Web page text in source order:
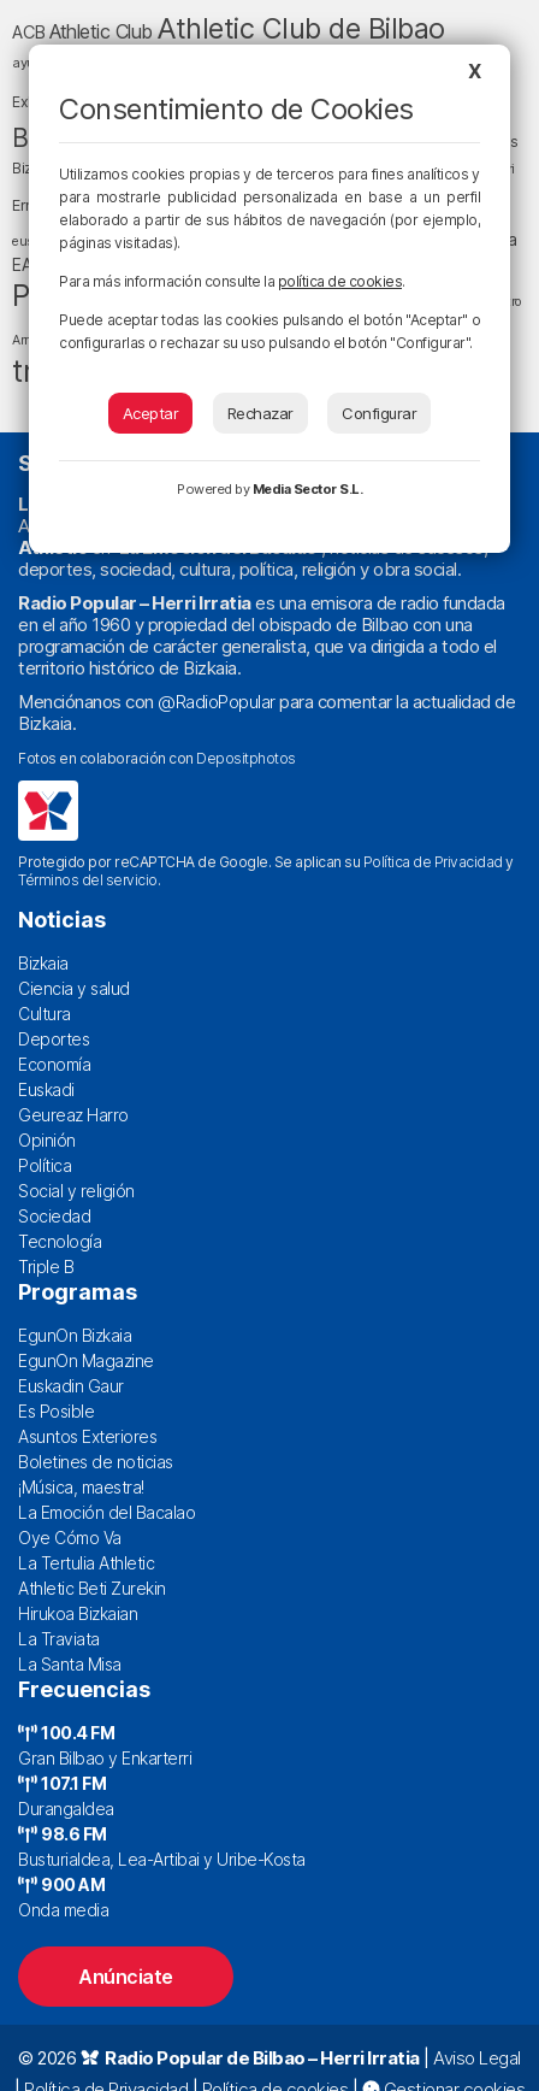
ACBAthletic ClubAthletic Club de Bilbao
ayuntamiento de Bilbao BEC (Bilbao
Exhibition Center) BilbaoBilbao Basket Bizkaia
Bizkaia y sus comarcas Copa del Rey cultura Cáritas
Bizkaia
Deusto Diócesis de Bilbao Egunon Bizkaia el tiempo Enkarterri
Ernesto Valverde Ertzaintza Euskadi (País Vasco)
euskera fiestas fútbol LaLiga
LaLiga
EA Sports
Política sociedadsucesos Teatro
Arriaga tiempotiempo atmosféricotráfico
tráfico en Bizkaia
SOBRE NOSOTROS
La radio sin cadenas
. Desde 1960 haciendo radio en Bilbao.
Actualidad y
Athletic
deportes, sociedad, cultura, política, religión y obra social.
Radio Popular – Herri Irratiaes una emisora de radio fundada
en el año 1960 y propiedad del obispado de Bilbao con una
programación de carácter generalista, que va dirigida a todo el
territorio histórico de Bizkaia.
Menciónanos con @RadioPopularpara comentar la actualidad de
Bizkaia.
Fotos en colaboración con Depositphotos
Protegido por reCAPTCHA de Google. Se aplican su Política de Privacidad y
Términos del servicio.
Noticias
Bizkaia
Ciencia y salud
Cultura
Deportes
Economía
Euskadi
Geureaz Harro
Opinión
Política
Social y religión
Sociedad
Tecnología
Triple B
Programas
EgunOn Bizkaia
EgunOn Magazine
Euskadin Gaur
Es Posible
Asuntos Exteriores
Boletines de noticias
¡Música, maestra!
La Emoción del Bacalao
Oye Cómo Va
La Tertulia Athletic
Athletic Beti Zurekin
Hirukoa Bizkaian
La Traviata
La Santa Misa
Frecuencias
100.4 FM
Gran Bilbao y Enkarterri
107.1 FM
Durangaldea
98.6 FM
Busturialdea, Lea-Artibai y Uribe-Kosta
900 AM
Onda media
Anúnciate
© 2026 Radio Popular de Bilbao – Herri Irratia| Aviso Legal
X
Consentimiento de Cookies
Utilizamos cookies propias y de terceros para fines analíticos y
para mostrarle publicidad personalizada en base a un perfil
elaborado a partir de sus hábitos de navegación (por ejemplo,
páginas visitadas).
Para más información consulte la política de cookies.
Puede aceptar todas las cookies pulsando el botón "Aceptar" o
configurarlas o rechazar su uso pulsando el botón "Configurar".
Aceptar Rechazar Configurar
Powered by Media Sector S.L.